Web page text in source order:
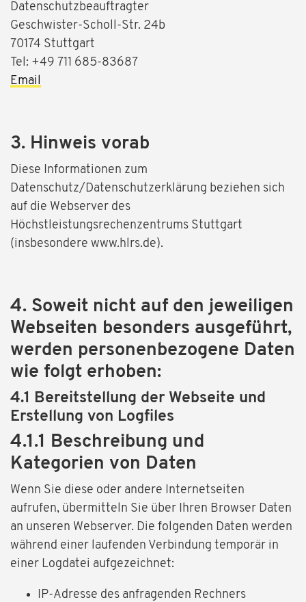
Datenschutzbeauftragter
Geschwister-Scholl-Str. 24b
70174 Stuttgart
Tel: +49 711 685-83687
Email
3. Hinweis vorab
Diese Informationen zum
Datenschutz/Datenschutzerklärung beziehen sich
auf die Webserver des
Höchstleistungsrechenzentrums Stuttgart
(insbesondere www.hlrs.de).
4. Soweit nicht auf den jeweiligen
Webseiten besonders ausgeführt,
werden personenbezogene Daten
wie folgt erhoben:
4.1 Bereitstellung der Webseite und
Erstellung von Logfiles
4.1.1 Beschreibung und
Kategorien von Daten
Wenn Sie diese oder andere Internetseiten
aufrufen, übermitteln Sie über Ihren Browser Daten
an unseren Webserver. Die folgenden Daten werden
während einer laufenden Verbindung temporär in
einer Logdatei aufgezeichnet:
IP-Adresse des anfragenden Rechners